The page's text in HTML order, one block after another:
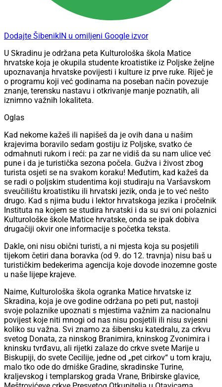
Dodajte ŠibenikIN u omiljeni Google izvor
U Skradinu je održana peta Kulturološka škola Matice
hrvatske koja je okupila studente kroatistike iz Poljske željne
upoznavanja hrvatske povijesti i kulture iz prve ruke. Riječ je
o programu koji već godinama na poseban način povezuje
znanje, terensku nastavu i otkrivanje manje poznatih, ali
iznimno važnih lokaliteta.
Oglas
Kad nekome kažeš ili napišeš da je ovih dana u našim
krajevima boravilo sedam gostiju iz Poljske, svatko će
odmahnuti rukom i reći: pa zar ne vidiš da su nam ulice već
pune i da je turistička sezona počela. Gužva i živost zbog
turista osjeti se na svakom koraku! Međutim, kad kažeš da
se radi o poljskim studentima koji studiraju na Varšavskom
sveučilištu kroatistiku ili hrvatski jezik, onda je to već nešto
drugo. Kad s njima budu i lektor hrvatskoga jezika i pročelnik
Instituta na kojem se studira hrvatski i da su svi oni polaznici
Kulturološke škole Matice hrvatske, onda se ipak dobiva
drugačiji okvir one informacije s početka teksta.
Dakle, oni nisu obični turisti, a ni mjesta koja su posjetili
tijekom četiri dana boravka (od 9. do 12. travnja) nisu baš u
turističkim bedekerima agencija koje dovode inozemne goste
u naše lijepe krajeve.
Naime, Kulturološka škola ogranka Matice hrvatske iz
Skradina, koja je ove godine održana po peti put, nastoji
svoje polaznike upoznati s mjestima važnim za nacionalnu
povijest koje niti mnogi od nas nisu posjetili ili nisu svjesni
koliko su važna. Svi znamo za šibensku katedralu, za crkvu
svetog Donata, za ninskog Branimira, kninskog Zvonimira i
kninsku tvrđavu, ali rijetki zalaze do crkve svete Marije u
Biskupiji, do svete Cecilije, jedne od „pet cirkov“ u tom kraju,
malo tko ode do drniške Gradine, skradinske Turine,
kraljevskog i templarskog grada Vrane, Bribirske glavice,